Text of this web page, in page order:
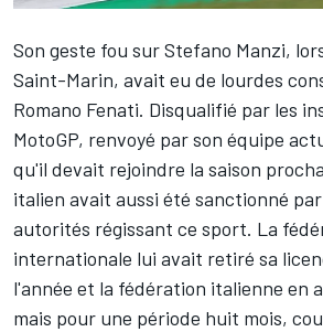
Son geste fou sur Stefano Manzi,
Saint-Marin, avait eu de lourdes
Romano Fenati. Disqualifié par les
MotoGP, renvoyé par son équipe
qu'il devait rejoindre la saison
italien avait aussi été sanctionné
autorités régissant ce sport. La
internationale lui avait retiré sa
l'année et la fédération italienne en
mais pour une période huit mois,